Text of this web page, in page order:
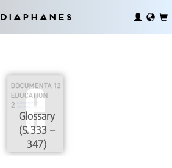
Diaphanes
Glossary
(S. 333 –
347)